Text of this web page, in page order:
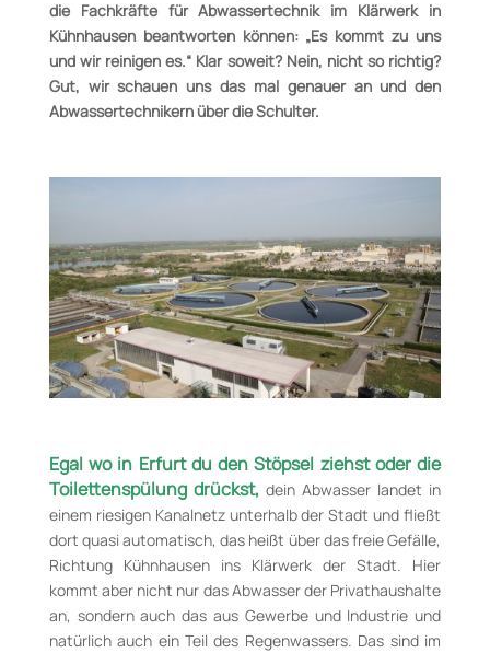
die Fachkräfte für Abwassertechnik im Klärwerk in
Kühnhausen beantworten können: „Es kommt zu uns
und wir reinigen es.“ Klar soweit? Nein, nicht so richtig?
Gut, wir schauen uns das mal genauer an und den
Abwassertechnikern über die Schulter.
Egal wo in Erfurt du den Stöpsel ziehst oder die
Toilettenspülung drückst, dein Abwasser landet in
einem riesigen Kanalnetz unterhalb der Stadt und fließt
dort quasi automatisch, das heißt über das freie Gefälle,
Richtung Kühnhausen ins Klärwerk der Stadt. Hier
kommt aber nicht nur das Abwasser der Privathaushalte
an, sondern auch das aus Gewerbe und Industrie und
natürlich auch ein Teil des Regenwassers. Das sind im